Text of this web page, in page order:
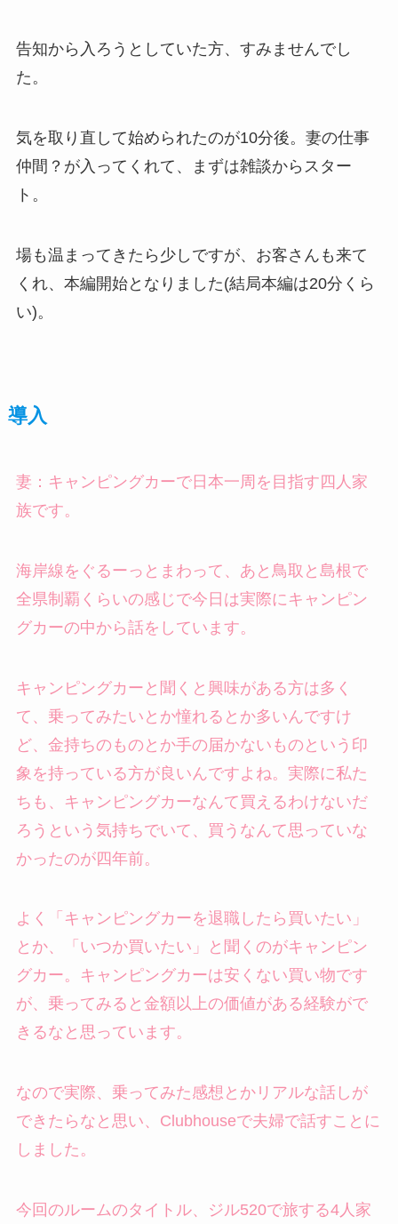
告知から入ろうとしていた方、すみませんでし
た。
気を取り直して始められたのが10分後。妻の仕事
仲間？が入ってくれて、まずは雑談からスター
ト。
場も温まってきたら少しですが、お客さんも来て
くれ、本編開始となりました(結局本編は20分くら
い)。
導入
妻：キャンピングカーで日本一周を目指す四人家
族です。
海岸線をぐるーっとまわって、あと鳥取と島根で
全県制覇くらいの感じで今日は実際にキャンピン
グカーの中から話をしています。
キャンピングカーと聞くと興味がある方は多く
て、乗ってみたいとか憧れるとか多いんですけ
ど、金持ちのものとか手の届かないものという印
象を持っている方が良いんですよね。実際に私た
ちも、キャンピングカーなんて買えるわけないだ
ろうという気持ちでいて、買うなんて思っていな
かったのが四年前。
よく「キャンピングカーを退職したら買いたい」
とか、「いつか買いたい」と聞くのがキャンピン
グカー。キャンピングカーは安くない買い物です
が、乗ってみると金額以上の価値がある経験がで
きるなと思っています。
なので実際、乗ってみた感想とかリアルな話しが
できたらなと思い、Clubhouseで夫婦で話すことに
しました。
今回のルームのタイトル、ジル520で旅する4人家